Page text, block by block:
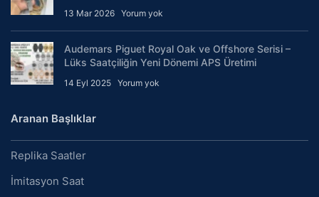
13 Mar 2026 Yorum yok
Audemars Piguet Royal Oak ve Offshore Serisi –
Lüks Saatçiliğin Yeni Dönemi APS Üretimi
14 Eyl 2025 Yorum yok
Aranan Başlıklar
Replika Saatler
İmitasyon Saat